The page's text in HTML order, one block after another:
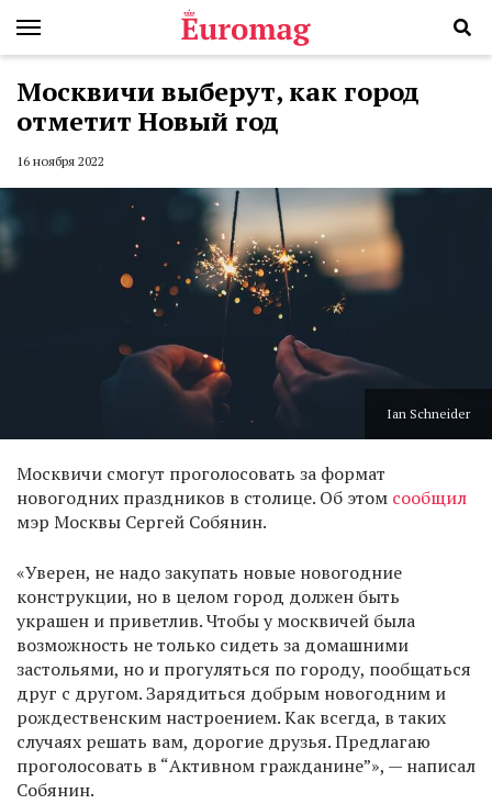
Москвичи выберут, как город
отметит Новый год
16 ноября 2022
Ian Schneider
Москвичи смогут проголосовать за формат
новогодних праздников в столице. Об этом сообщил
мэр Москвы Сергей Собянин.
«Уверен, не надо закупать новые новогодние
конструкции, но в целом город должен быть
украшен и приветлив. Чтобы у москвичей была
возможность не только сидеть за домашними
застольями, но и прогуляться по городу, пообщаться
друг с другом. Зарядиться добрым новогодним и
рождественским настроением. Как всегда, в таких
случаях решать вам, дорогие друзья. Предлагаю
проголосовать в “Активном гражданине”», — написал
Собянин.